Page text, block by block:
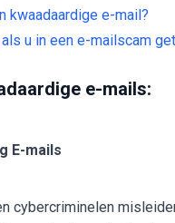
kwaadaardige e-mail?
u in een e-mailscam
e-mails:
E-mails
cybercriminelen